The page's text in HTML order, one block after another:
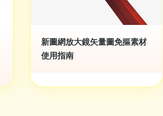
新圖網放大鏡矢量圖免摳素材
使用指南